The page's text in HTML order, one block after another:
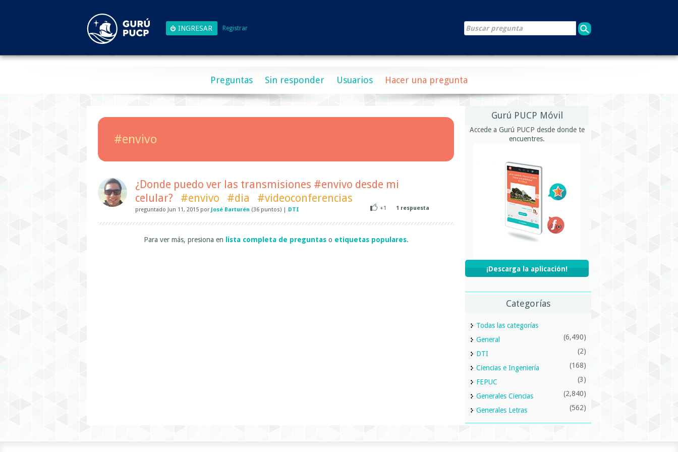
Registrar
Preguntas Sin responder Usuarios Hacer una pregunta
#envivo
¿Donde puedo ver las transmisiones #envivo desde mi
celular?
#envivo #dia #videoconferencias
preguntado Jun 11, 2015 por José Barturén (36 puntos) DTI +1 1 respuesta
Para ver más, presiona en lista completa de preguntaso etiquetas populares.
Gurú PUCP Móvil
Accede a Gurú PUCP desde donde te
encuentres.
¡Descarga la aplicación!
Categorías
Todas las categorías
General
(6,490)
DTI (2)
Ciencias e Ingeniería (168)
FEPUC (3)
Generales Ciencias (2,840)
Generales Letras (562)